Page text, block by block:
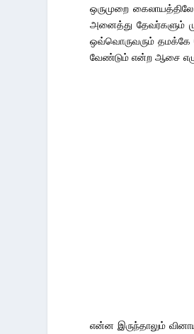
ஒருமுறை
அனைத்து தேவர்களும்
ஒவ்வொருவரும் தமக்கே
வேண்டும் என்ற ஆசை
என்ன இருந்தாலும்